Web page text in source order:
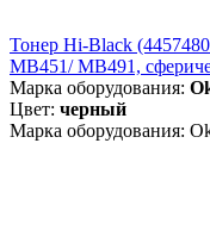
Тонер Hi-Black
MB451/ MB491,
Марка оборудования:
Цвет: черный
Марка оборудования: